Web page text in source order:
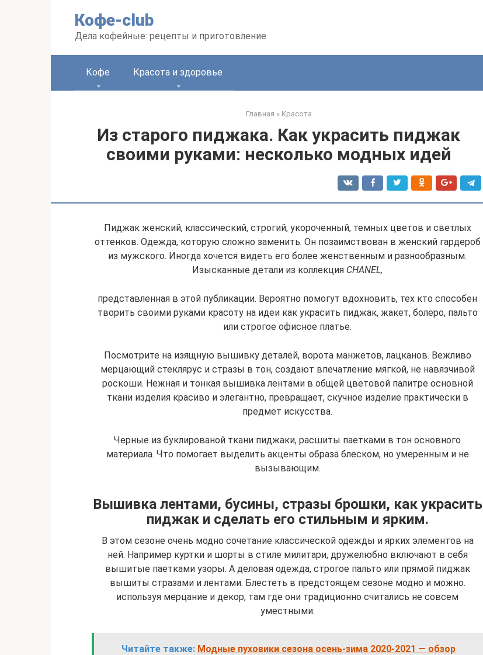
Кофе-club
Дела кофейные: рецепты и приготовление
Кофе Красота и здоровье
Главная » Красота
Из старого пиджака. Как украсить пиджак
своими руками: несколько модных идей
Пиджак женский, классический, строгий, укороченный, темных цветов и светлых
оттенков. Одежда, которую сложно заменить. Он позаимствован в женский гардероб
из мужского. Иногда хочется видеть его более женственным и разнообразным.
Изысканные детали из коллекция CHANEL,
представленная в этой публикации. Вероятно помогут вдохновить, тех кто способен
творить своими руками красоту на идеи как украсить пиджак, жакет, болеро, пальто
или строгое офисное платье.
Посмотрите на изящную вышивку деталей, ворота манжетов, лацканов. Вежливо
мерцающий стеклярус и стразы в тон, создают впечатление мягкой, не навязчивой
роскоши. Нежная и тонкая вышивка лентами в общей цветовой палитре основной
ткани изделия красиво и элегантно, превращает, скучное изделие практически в
предмет искусства.
Черные из буклированой ткани пиджаки, расшиты паетками в тон основного
материала. Что помогает выделить акценты образа блеском, но умеренным и не
вызывающим.
Вышивка лентами, бусины, стразы брошки, как украсить
пиджак и сделать его стильным и ярким.
В этом сезоне очень модно сочетание классической одежды и ярких элементов на
ней. Например куртки и шорты в стиле милитари, дружелюбно включают в себя
вышитые паетками узоры. А деловая одежда, строгое пальто или прямой пиджак
вышиты стразами и лентами. Блестеть в предстоящем сезоне модно и можно.
используя мерцание и декор, там где они традиционно считались не совсем
уместными.
Читайте также: Модные пуховики сезона осень-зима 2020-2021 — обзор